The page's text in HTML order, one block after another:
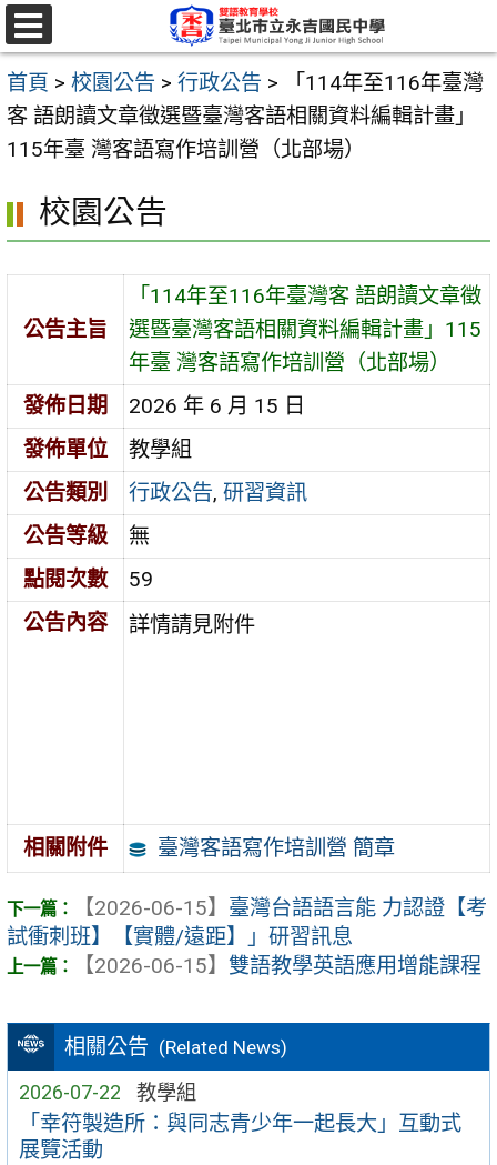
跳
至
主
要
內
選
單
首頁 > 校園公告 > 行政公告 >
「114年至116年臺灣
客 語朗讀文章徵選暨臺灣客語相關資料編輯計畫」
115年臺 灣客語寫作培訓營（北部場）
相關公告 (Related News)
2026-07-22 教學組
「幸符製造所：與同志青少年一起長大」互動式
展覽活動
校園公告
公告主旨
「114年至116年臺灣客 語朗讀文章徵
選暨臺灣客語相關資料編輯計畫」115
年臺 灣客語寫作培訓營（北部場）
發佈日期
2026 年 6 月 15 日
發佈單位
教學組
公告類別
行政公告,研習資訊
公告等級
無
點閱次數
59
公告內容
詳情請見附件
相關附件 臺灣客語寫作培訓營 簡章
【2026-06-15】 臺灣台語語言能 力認證【考
試衝刺班】【實體/遠距】」研習訊息
【2026-06-15】 雙語教學英語應用增能課程